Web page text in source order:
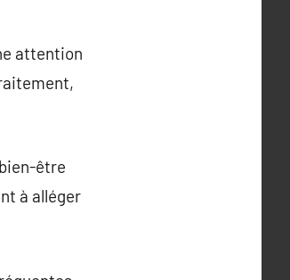
attention
être
à alléger